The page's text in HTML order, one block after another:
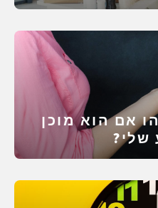
אם הוא מוכן
שלי?